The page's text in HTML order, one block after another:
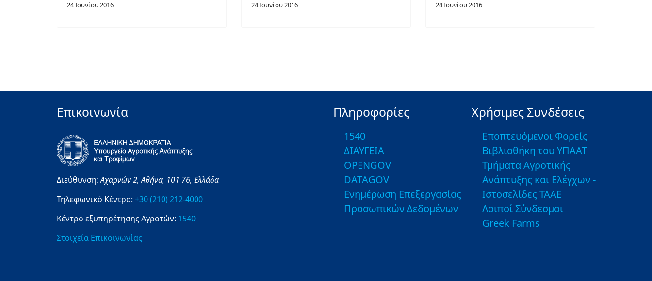
24 Ιουνίου 2016 24 Ιουνίου 2016 24 Ιουνίου 2016
Επικοινωνία
Διεύθυνση:Αχαρνών 2,Αθήνα, 101 76, Ελλάδα
Τηλεφωνικό Κέντρο: +30 (210) 212-4000
Κέντρο εξυπηρέτησης Αγροτών: 1540
Στοιχεία Επικοινωνίας
Πληροφορίες
1540
ΔΙΑΥΓΕΙΑ
OPENGOV
DATAGOV
Ενημέρωση Επεξεργασίας
Προσωπικών Δεδομένων
Χρήσιμες Συνδέσεις
Εποπτευόμενοι Φορείς
Βιβλιοθήκη του ΥΠΑΑΤ
Τμήματα Αγροτικής
Ανάπτυξης και Ελέγχων -
Ιστοσελίδες ΤΑΑΕ
Λοιποί Σύνδεσμοι
Greek Farms